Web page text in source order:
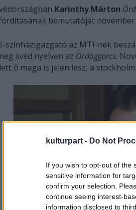
kulturpart - Do Not
If you wish to opt-out of the
sensitive information for
confirm your selection.
continue seeing interest-
information disclosed to
Karinthy Márton
bemutatóját
színházigazgató az MTI-nek
svéd nyelven az Ördöggörcs.
ő maga is jelen lesz, a